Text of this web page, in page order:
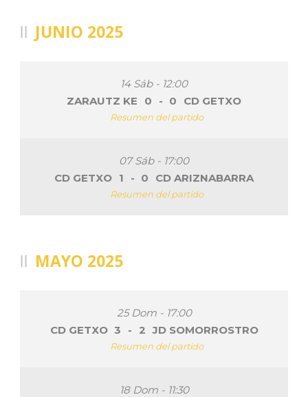
JUNIO 2025
14 Sáb - 12:00
ZARAUTZ KE
0 - 0 CD GETXO
Resumen del partido
07 Sáb - 17:00
CD GETXO 1 - 0 CD ARIZNABARRA
Resumen del partido
MAYO 2025
25 Dom - 17:00
CD GETXO 3 - 2 JD SOMORROSTRO
Resumen del partido
18 Dom - 11:30